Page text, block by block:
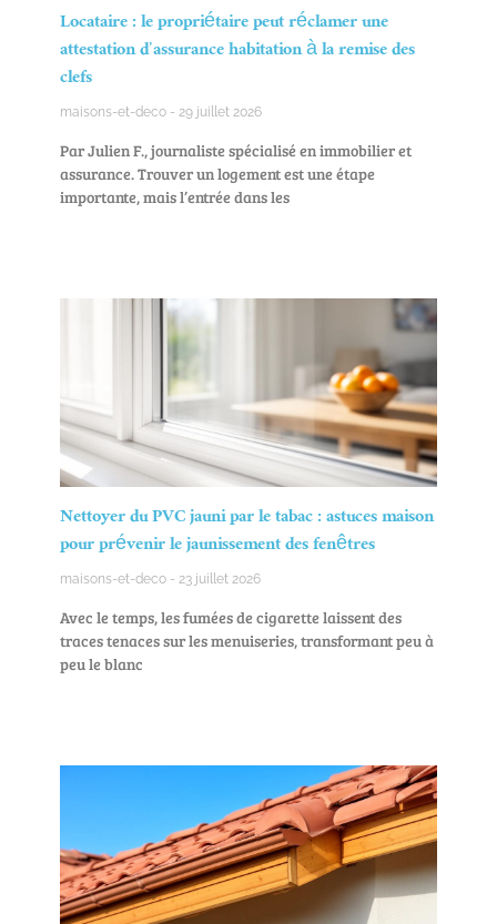
Locataire : le propriétaire peut réclamer une
attestation d’assurance habitation à la remise des
clefs
maisons-et-deco 29 juillet 2026
Par Julien F., journaliste spécialisé en immobilier et
assurance. Trouver un logement est une étape
importante, mais l’entrée dans les
Nettoyer du PVC jauni par le tabac : astuces maison
pour prévenir le jaunissement des fenêtres
maisons-et-deco 23 juillet 2026
Avec le temps, les fumées de cigarette laissent des
traces tenaces sur les menuiseries, transformant peu à
peu le blanc